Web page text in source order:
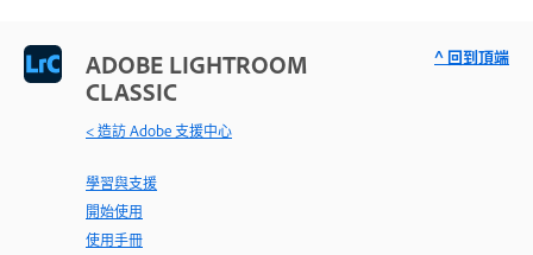
ADOBE LIGHTROOM
CLASSIC
< 造訪 Adobe 支援中心
學習與支援
開始使用
使用手冊
^ 回到頂端